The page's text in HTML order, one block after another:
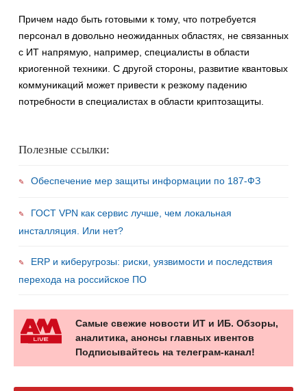
Причем надо быть готовыми к тому, что потребуется
персонал в довольно неожиданных областях, не связанных
с ИТ напрямую, например, специалисты в области
криогенной техники. С другой стороны, развитие квантовых
коммуникаций может привести к резкому падению
потребности в специалистах в области криптозащиты.
Полезные ссылки:
Обеспечение мер защиты информации по 187-ФЗ
ГОСТ VPN как сервис лучше, чем локальная
инсталляция. Или нет?
ERP и киберугрозы: риски, уязвимости и последствия
перехода на российское ПО
Самые свежие новости ИТ и ИБ. Обзоры,
аналитика, анонсы главных ивентов
Подписывайтесь на телеграм-канал!